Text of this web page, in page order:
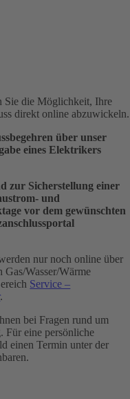
Sie die Möglichkeit, Ihre
direkt online abzuwickeln.
über unser
eines Elektrikers
zur Sicherstellung einer
und
vor dem gewünschten
nur noch online über
Gas/Wasser/Wärme
Service –
.
bei Fragen rund um
Für eine persönliche
einen Termin unter der